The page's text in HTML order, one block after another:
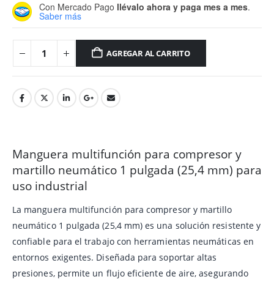
Con Mercado Pago llévalo ahora y paga mes a mes.
Saber más
AGREGAR AL CARRITO
Manguera multifunción para compresor y
martillo neumático 1 pulgada (25,4 mm) para
uso industrial
La manguera multifunción para compresor y martillo
neumático 1 pulgada (25,4 mm) es una solución resistente y
confiable para el trabajo con herramientas neumáticas en
entornos exigentes. Diseñada para soportar altas
presiones, permite un flujo eficiente de aire, asegurando